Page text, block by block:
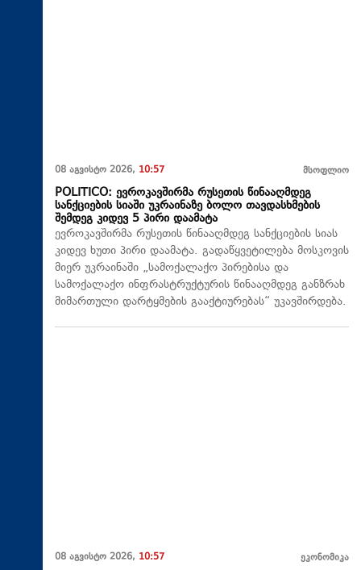
08 აგვისტო 2026, 10:57 მსოფლიო
POLITICO: ევროკავშირმა რუსეთის წინააღმდეგ
სანქციების სიაში უკრაინაზე ბოლო თავდასხმების
შემდეგ კიდევ 5 პირი დაამატა
ევროკავშირმა რუსეთის წინააღმდეგ სანქციების სიას
კიდევ ხუთი პირი დაამატა. გადაწყვეტილება მოსკოვის
მიერ უკრაინაში „სამოქალაქო პირებისა და
სამოქალაქო ინფრასტრუქტურის წინააღმდეგ განზრახ
მიმართული დარტყმების გააქტიურებას“ უკავშირდება.
08 აგვისტო 2026, 10:57 ეკონომიკა